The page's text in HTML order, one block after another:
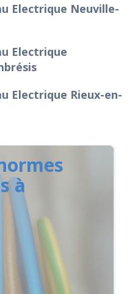
Electrique Neuville-
Electrique
Electrique Rieux-en-
à